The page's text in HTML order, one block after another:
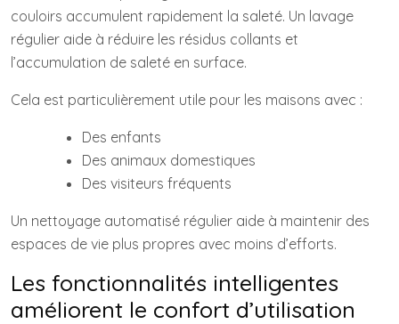
couloirs accumulent rapidement la saleté. Un lavage
régulier aide à réduire les résidus collants et
l’accumulation de saleté en surface.
Cela est particulièrement utile pour les maisons avec :
Des enfants
Des animaux domestiques
Des visiteurs fréquents
Un nettoyage automatisé régulier aide à maintenir des
espaces de vie plus propres avec moins d’efforts.
Les fonctionnalités intelligentes
améliorent le confort d’utilisation